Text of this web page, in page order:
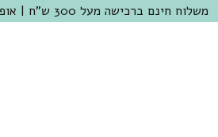
משלוח חינם ברכישה מעל 300 ש"ח | אופציה למשלוח מהיום להיום באזור המרכז | מוזמנים לבקר בחנות בכפר שמריהו